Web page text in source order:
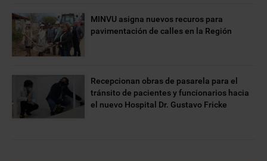
MINVU asigna nuevos recuros para
pavimentación de calles en la Región
Recepcionan obras de pasarela para el
tránsito de pacientes y funcionarios hacia
el nuevo Hospital Dr. Gustavo Fricke